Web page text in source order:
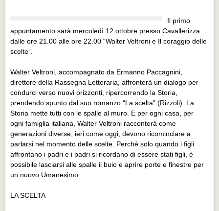
Muoversi a Vigevano
Cultura e turismo 4.0
PROGETTI
PROGETTI
Progetti Aperti
Progetti Aperti
Progetti Realizzati
Progetti Realizzati
EVENTI
EVENTI
Il primo
appuntamento sarà mercoledì 12 ottobre presso Cavallerizza
dalle ore 21.00 alle ore 22.00 “Walter Veltroni e Il coraggio delle
scelte”.
Walter Veltroni, accompagnato da Ermanno Paccagnini,
direttore della Rassegna Letteraria, affronterà un dialogo per
condurci verso nuovi orizzonti, ripercorrendo la Storia,
prendendo spunto dal suo romanzo “La scelta” (Rizzoli). La
Storia mette tutti con le spalle al muro. E per ogni casa, per
ogni famiglia italiana, Walter Veltroni racconterà come
generazioni diverse, ieri come oggi, devono ricominciare a
parlarsi nel momento delle scelte. Perché solo quando i figli
affrontano i padri e i padri si ricordano di essere stati figli, é
possibile lasciarsi alle spalle il buio e aprire porte e finestre per
un nuovo Umanesimo.
LA SCELTA